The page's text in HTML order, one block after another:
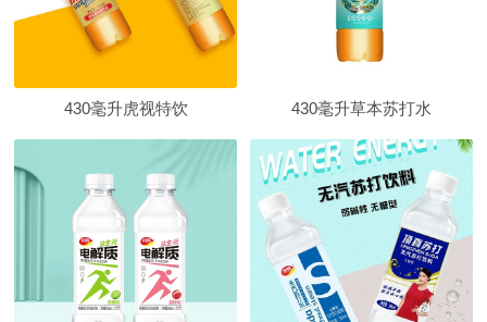
430毫升虎视特饮 430毫升草本苏打水